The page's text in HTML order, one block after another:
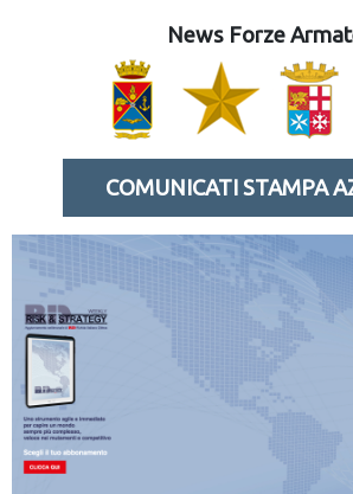
News Forze
COMUNICATI STAMPA